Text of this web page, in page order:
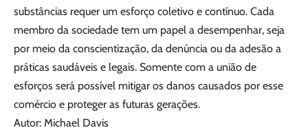
substâncias requer um esforço coletivo e contínuo. Cada
membro da sociedade tem um papel a desempenhar, seja
por meio da conscientização, da denúncia ou da adesão a
práticas saudáveis e legais. Somente com a união de
esforços será possível mitigar os danos causados por esse
comércio e proteger as futuras gerações.
Autor: Michael Davis